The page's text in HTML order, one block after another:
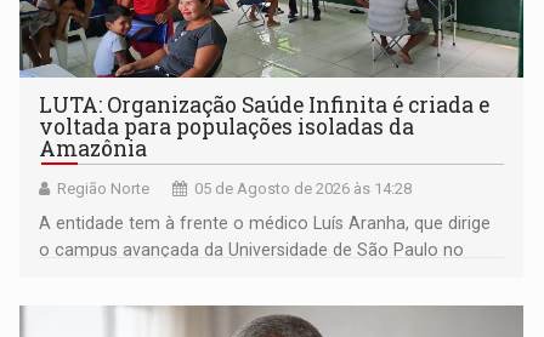
LUTA: Organização Saúde Infinita é criada e
voltada para populações isoladas da
Amazônia
Região Norte 05 de Agosto de 2026 às 14:28
A entidade tem à frente o médico Luís Aranha, que dirige
o campus avançada da Universidade de São Paulo no